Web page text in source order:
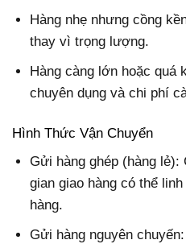
Hàng nhẹ nhưng cồng
thay vì trọng lượng.
Hàng càng lớn hoặc quá
chuyên dụng và chi phí
Hình Thức Vận Chuyển
Gửi hàng ghép (hàng lẻ):
gian giao hàng có thể
hàng.
Gửi hàng nguyên